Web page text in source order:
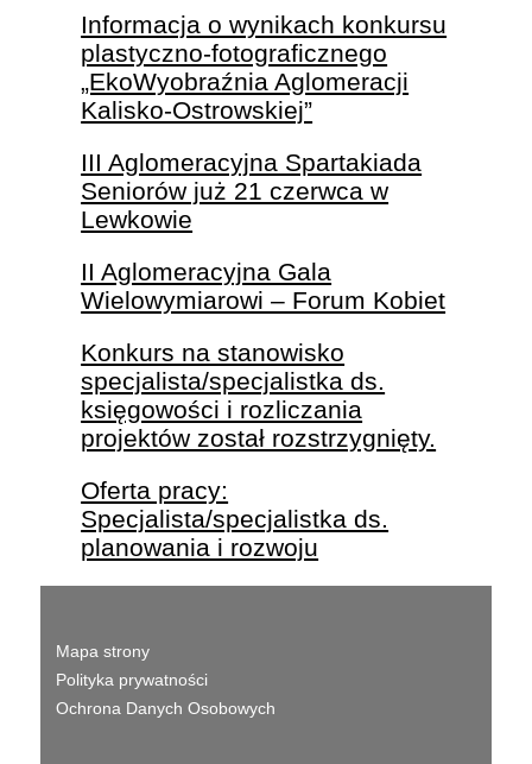
Informacja o wynikach konkursu
plastyczno-fotograficznego
„EkoWyobraźnia Aglomeracji
Kalisko-Ostrowskiej”
III Aglomeracyjna Spartakiada
Seniorów już 21 czerwca w
Lewkowie
II Aglomeracyjna Gala
Wielowymiarowi – Forum Kobiet
Konkurs na stanowisko
specjalista/specjalistka ds.
księgowości i rozliczania
projektów został rozstrzygnięty.
Oferta pracy:
Specjalista/specjalistka ds.
planowania i rozwoju
Mapa strony
Polityka prywatności
Ochrona Danych Osobowych